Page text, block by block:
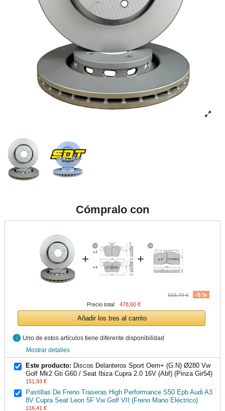
Cómpralo con
+ +
503,79 €
-5 %
Precio total:
478,60 €
Añadir los tres al carrito
info Uno de estos artículos tiene diferente disponibilidad
Mostrar detalles
Este producto: Discos Delanteros Sport Oem+ (G.N) Ø280 Vw
Golf Mk2 Gti G60 / Seat Ibiza Cupra 2.0 16V (Abf) (Pinza Gir54)
151,93 €
Pastillas De Freno Traseras High Performance S50 Epb Audi A3
8V Cupra Seat Leon 5F Vw Golf VII (Freno Mano Eléctrico)
116,41 €